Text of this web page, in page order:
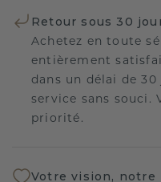
Retour sous 30
Achetez en toute
entièrement
dans un délai de
service sans souci.
priorité.
Votre vision, notre